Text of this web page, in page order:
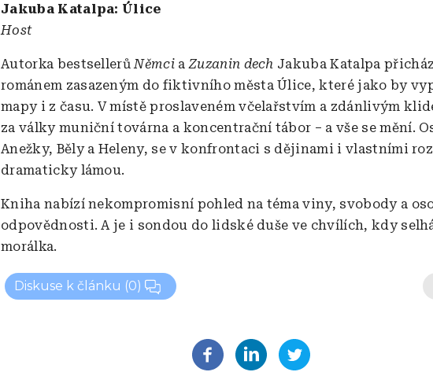
Jakuba Katalpa: Úlice
Host
Autorka bestsellerůNěmci aZuzanin dech Jakuba Katalpa
románem zasazeným do fiktivního města Úlice, které jako by
mapy i z času. V místě proslaveném včelařstvím a zdánlivým
za války muniční továrna a koncentrační tábor – a vše se mění.
Anežky, Běly a Heleny, se v konfrontaci s dějinami i vlastními
dramaticky lámou.
Kniha nabízí nekompromisní pohled na téma viny, svobody a
odpovědnosti. A je i sondou do lidské duše ve chvílích, kdy
morálka.
Diskuse k článku (0)